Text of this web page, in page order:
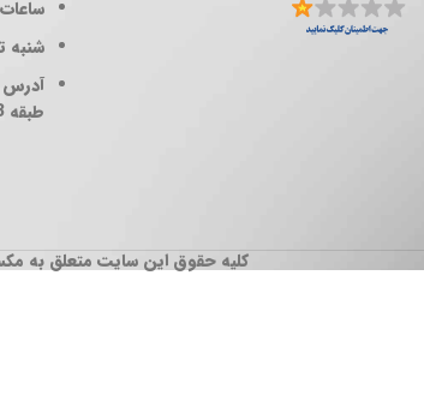
شنبه تا
آدرس
طبقه 3 واحد 104
کلیه حقوق این سایت متعلق به